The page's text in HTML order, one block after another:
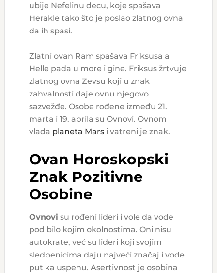
ubije Nefelinu decu, koje spašava
Herakle tako što je poslao zlatnog ovna
da ih spasi.
Zlatni ovan Ram spašava Friksusa a
Helle pada u more i gine. Friksus žrtvuje
zlatnog ovna Zevsu koji u znak
zahvalnosti daje ovnu njegovo
sazvežđe. Osobe rođene između 21.
marta i 19. aprila su Ovnovi. Ovnom
vlada planeta Marsi vatreni je znak.
Ovan Horoskopski
Znak Pozitivne
Osobine
Ovnovi su rođeni lideri i vole da vode
pod bilo kojim okolnostima. Oni nisu
autokrate, već su lideri koji svojim
sledbenicima daju najveći značaj i vode
put ka uspehu. Asertivnost je osobina